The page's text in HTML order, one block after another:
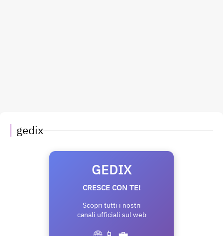
gedix
GEDIX
CRESCE CON TE!
Scopri tutti i nostri
canali ufficiali sul web